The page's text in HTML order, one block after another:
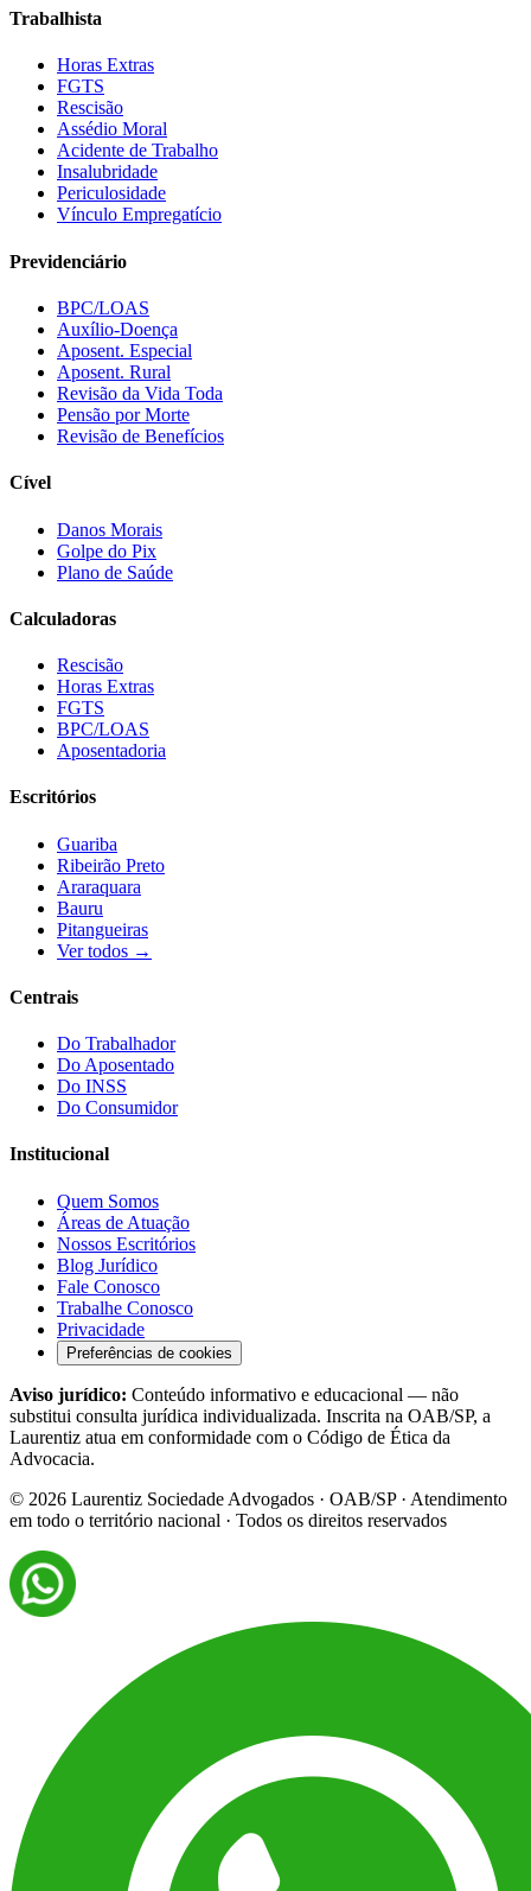
Trabalhista
Horas Extras
FGTS
Rescisão
Assédio Moral
Acidente de Trabalho
Insalubridade
Periculosidade
Vínculo Empregatício
Previdenciário
BPC/LOAS
Auxílio-Doença
Aposent. Especial
Aposent. Rural
Revisão da Vida Toda
Pensão por Morte
Revisão de Benefícios
Cível
Danos Morais
Golpe do Pix
Plano de Saúde
Calculadoras
Rescisão
Horas Extras
FGTS
BPC/LOAS
Aposentadoria
Escritórios
Guariba
Ribeirão Preto
Araraquara
Bauru
Pitangueiras
Ver todos →
Centrais
Do Trabalhador
Do Aposentado
Do INSS
Do Consumidor
Institucional
Quem Somos
Áreas de Atuação
Nossos Escritórios
Blog Jurídico
Fale Conosco
Trabalhe Conosco
Privacidade
Preferências de cookies
Aviso jurídico: Conteúdo informativo e educacional — não
substitui consulta jurídica individualizada. Inscrita na OAB/SP, a
Laurentiz atua em conformidade com o Código de Ética da
Advocacia.
© 2026 Laurentiz Sociedade Advogados · OAB/SP · Atendimento
em todo o território nacional · Todos os direitos reservados